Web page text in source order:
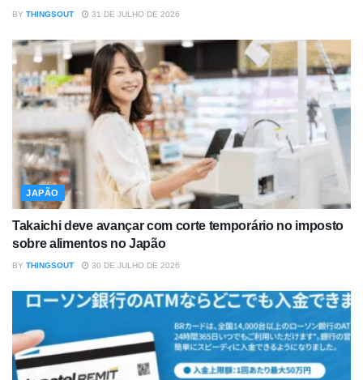
BY THINGSOUT 31 DE JULHO DE 2026
JAPÃO
Takaichi deve avançar com corte temporário no imposto
sobre alimentos no Japão
BY THINGSOUT 30 DE JULHO DE 2026